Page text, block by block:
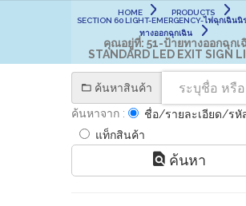
HOME
PRODUCTS
SECTION 60 LIGHT-EMERGENCY-ไฟฉุกเฉินนิ
ทางออกฉุกเฉิน
คุณอยู่ที่: 51-ป้ายทางออกฉุกเ
STANDARD LED EXIT SIGN
ค้นหาสินค้า
ค้นหาจาก :
ชื่อ/รายละเอียด/รหั
แท็กสินค้า
ค้นหา